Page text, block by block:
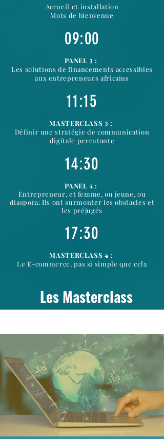
Accueil et installation
Mots de bienvenue
09:00
PANEL 3 :
Les solutions de financements accessibles
aux entrepreneurs africains
11:15
MASTERCLASS 3 :
Définir une stratégie de communication
digitale percutante
14:30
PANEL4 :
Entrepreneur, et femme, ou jeune, ou
diaspora: Ils ont surmonter les obstacles et
les préjugés
17:30
MASTERCLASS4 :
Le E-commerce, pas si simple que cela
Les Masterclass